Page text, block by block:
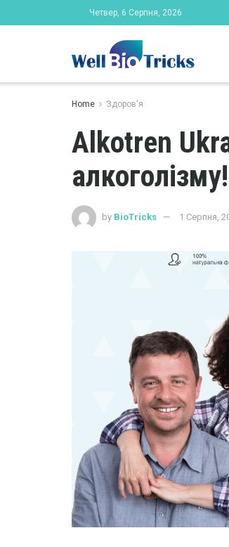
Четвер, 6 Серпня, 2026
Home Здоров'я
Alkotren
by BioTricks 1 Серпня,